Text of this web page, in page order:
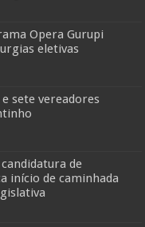
Opera Gurupi
eletivas
sete vereadores
de
início de caminhada